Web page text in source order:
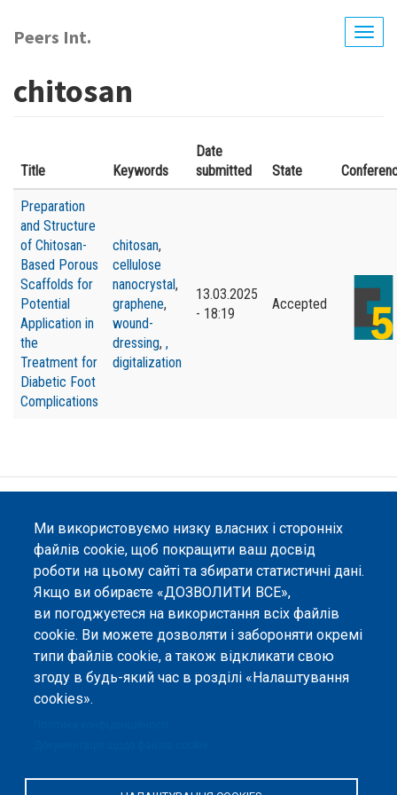
до
основного
Peers Int.
сhitosan
Title Keywords
Date
submitted
State
Preparation
and Structure
of Chitosan-
Based Porous
Scaffolds for
Potential
Application in
the
Treatment for
Diabetic Foot
Complications
сhitosan,
сellulose
nanocrystal,
graphene,
wound-
dressing, ,
digitalization
13.03.2025
- 18:19
Accepted
Ми використовуємо низку власних і сторонніх
файлів cookie, щоб покращити ваш досвід
роботи на цьому сайті та збирати статистичні дані.
Якщо ви обираєте «ДОЗВОЛИТИ ВСЕ»,
ви погоджуєтеся на використання всіх файлів
cookie. Ви можете дозволяти і забороняти окремі
типи файлів cookie, а також відкликати свою
згоду в будь-який час в розділі «Налаштування
cookies».
рецензування, 2023-2026. |Налаштування файлів
cookie.
Вміст сайту опубліковано на умовах ліцензії «
Зазначенням Авторства 4.0 Міжнародна », якщо не
вказано інше.
Онлайн-платформа відкритого
рецензування Peers International
була розроблена та підтримується
за сприяння Програми Європейського Союзу Erasmus+ у межах проєкту
на цьому вебсайті.